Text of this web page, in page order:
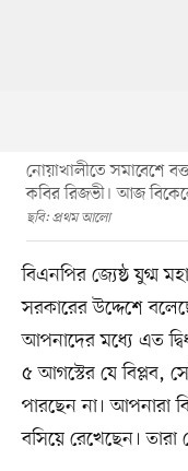
নোয়াখালীতে সমাবেশে
কবির রিজভী। আজ
ছবি: প্রথম আলো
বিএনপির জ্যেষ্ঠ যুগ্ম
সরকারের উদ্দেশে
আপনাদের মধ্যে এত
৫ আগস্টের যে বিপ্লব,
পারছেন না। আপনারা
বসিয়ে রেখেছেন।